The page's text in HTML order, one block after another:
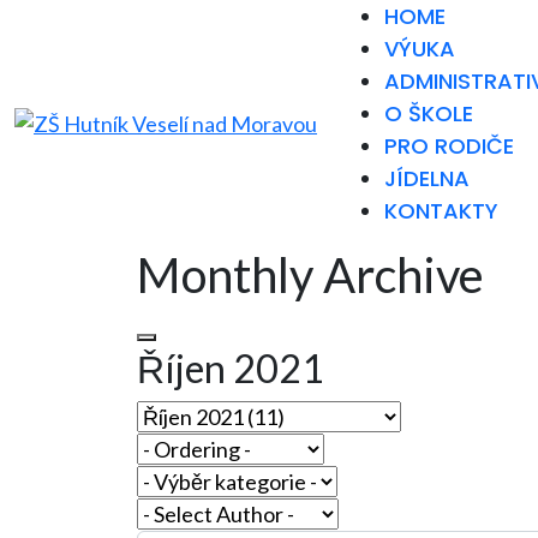
HOME
VÝUKA
O ŠKOLE
PRO RODIČE
JÍDELNA
KONTAKTY
Monthly Archive
Říjen 2021